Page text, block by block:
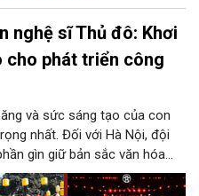
nghệ sĩ Thủ đô: Khơi
cho phát triển công
và sức sáng tạo của con
nhất. Đối với Hà Nội, đội
gìn giữ bản sắc văn hóa
quá trình hình thành các sản